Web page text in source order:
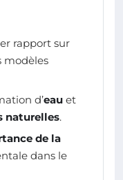
rapport sur
modèles
d’eau et
naturelles.
de la
dans le